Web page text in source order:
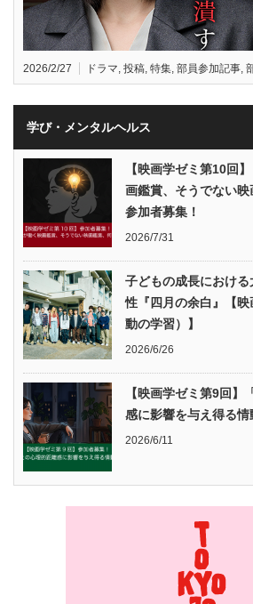
2026/2/27 ドラマ, 投稿, 特集, 部員参加記事,
学び・メンタルヘルス
【映画学ゼミ第10回
画鑑賞、そうでない映
参加者募集！
2026/7/31
子どもの成長におけ
性『四月の余白』【
動の学習）】
2026/6/26
【映画学ゼミ第9回】
感に影響を与え得る情
2026/6/11